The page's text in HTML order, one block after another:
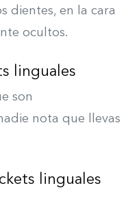
dientes, en la cara
ocultos.
linguales
son
nota que llevas
linguales